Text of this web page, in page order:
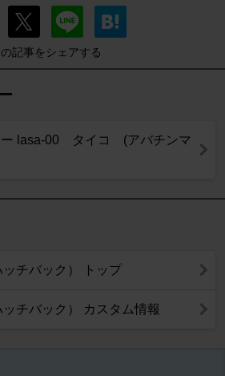
の記事をシェアする
ー lasa-00 タイコ (アバチンマ
チバック） トップ
チバック） カスタム情報